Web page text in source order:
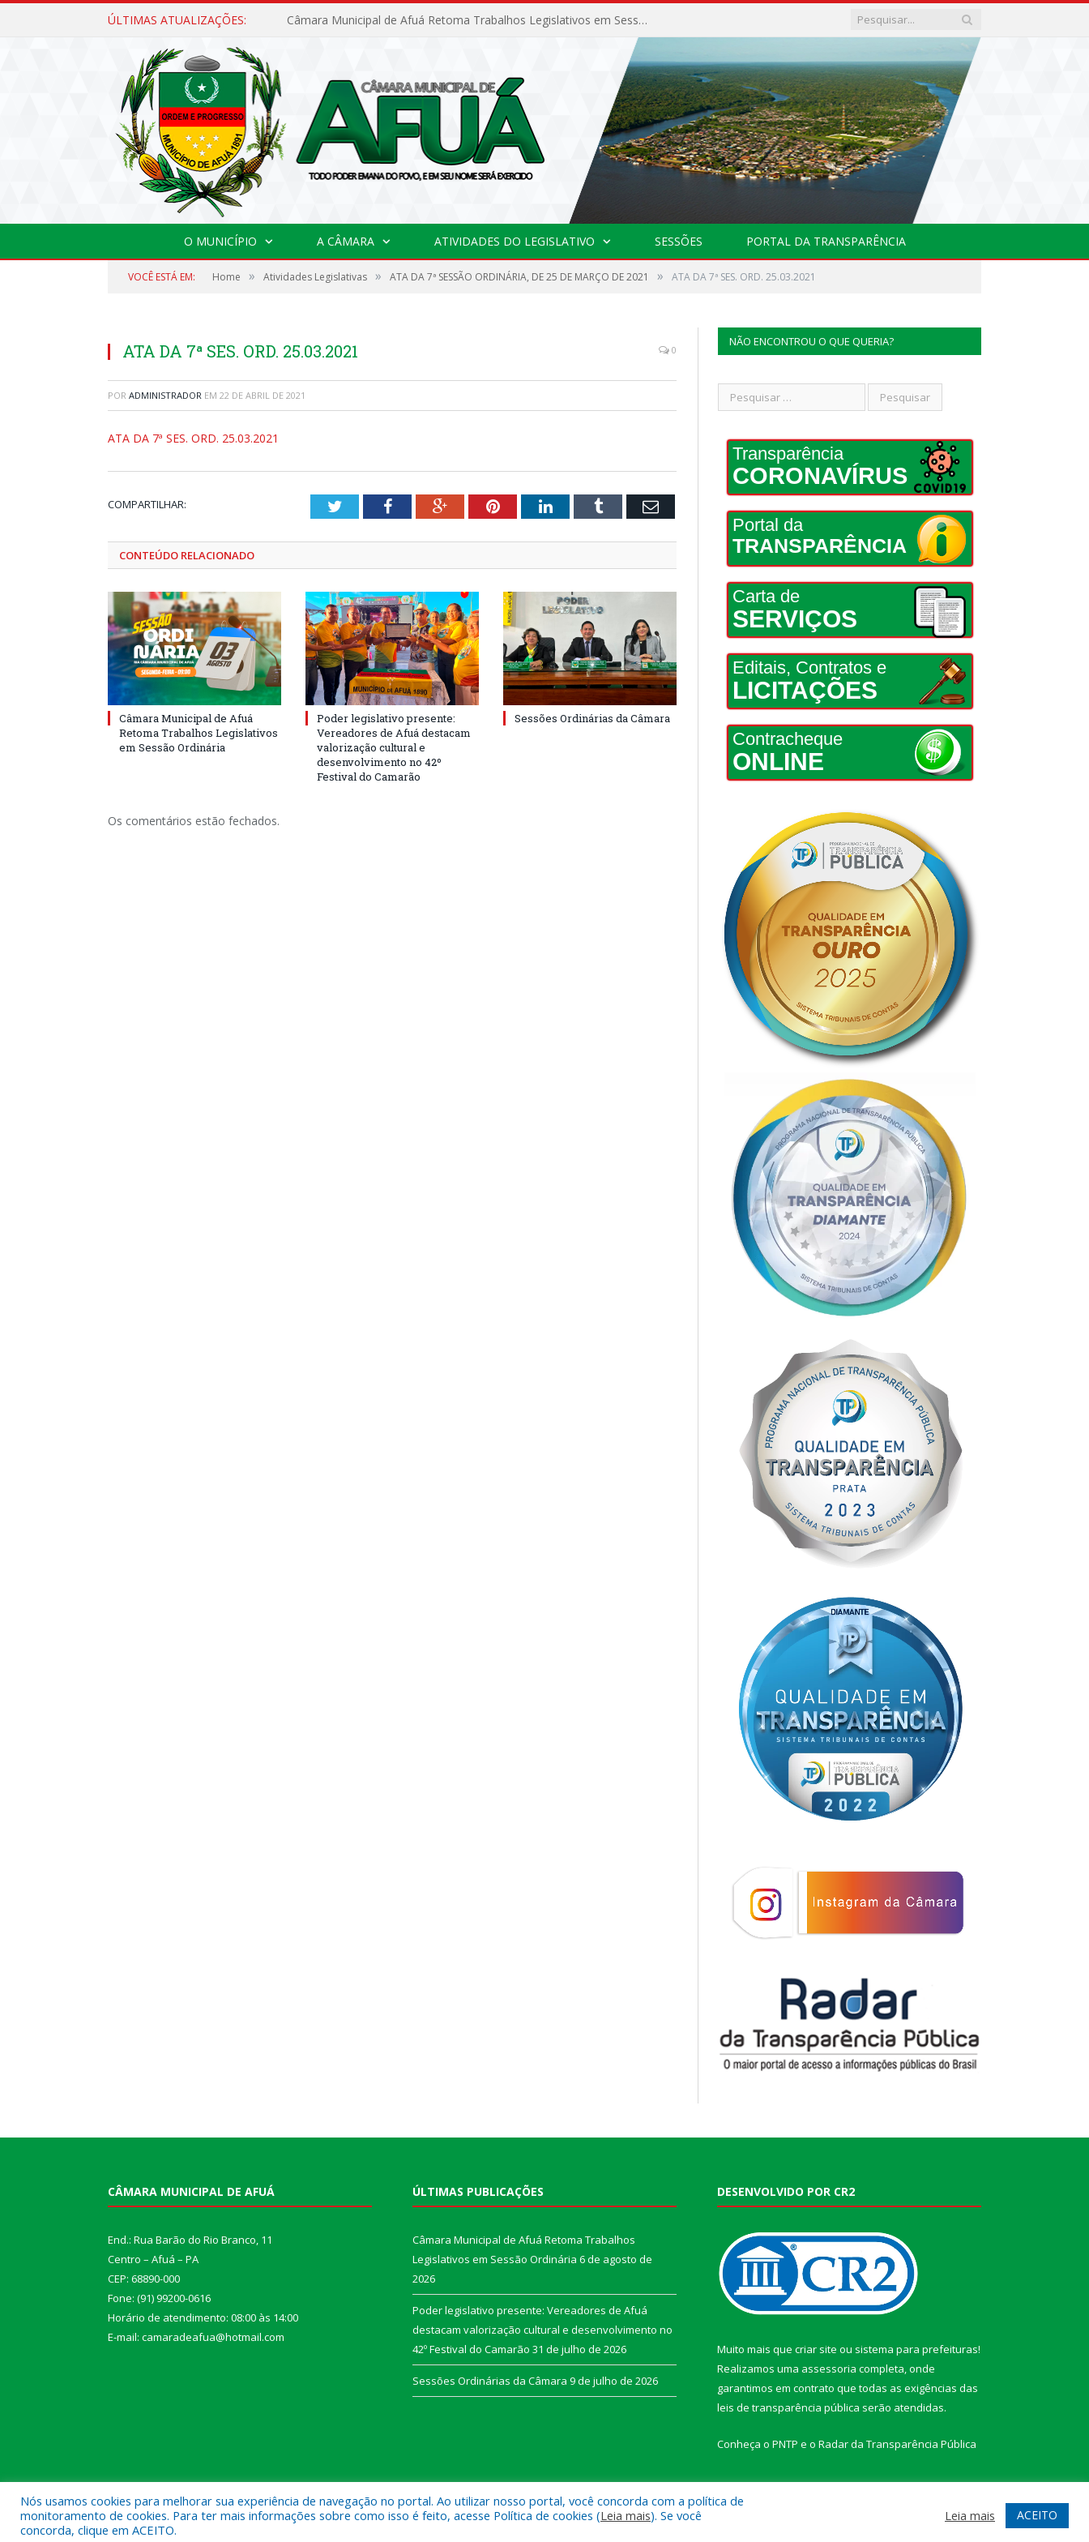
ÚLTIMAS ATUALIZAÇÕES: Câmara Municipal de Afuá Retoma Trabalhos Legislativos em Sessão Ordinária
O MUNICÍPIO A CÂMARA ATIVIDADES DO LEGISLATIVO SESSÕES PORTAL DA TRANSPARÊNCIA
VOCÊ ESTÁ EM: Home » Atividades Legislativas » ATA DA 7ª SESSÃO ORDINÁRIA, DE 25 DE MARÇO DE 2021 » ATA DA 7ª SES. ORD. 25.03.2021
ATA DA 7ª SES. ORD. 25.03.2021 0
POR ADMINISTRADOR EM 22 DE ABRIL DE 2021
ATA DA 7ª SES. ORD. 25.03.2021
COMPARTILHAR: TwitterFacebookGoogle+PinterestLinkedInTumblr Email
CONTEÚDO RELACIONADO
Câmara Municipal de Afuá
Retoma Trabalhos Legislativos
em Sessão Ordinária
Poder legislativo presente:
Vereadores de Afuá destacam
valorização cultural e
desenvolvimento no 42º
Festival do Camarão
Sessões Ordinárias da Câmara
Os comentários estão fechados.
NÃO ENCONTROU O QUE QUERIA?
Transparência
CORONAVÍRUS
Portal da
TRANSPARÊNCIA
Carta de
SERVIÇOS
Editais, Contratos e
LICITAÇÕES
Contracheque
ONLINE
CÂMARA MUNICIPAL DE AFUÁ
End.: Rua Barão do Rio Branco, 11
Centro – Afuá – PA
CEP: 68890-000
Fone: (91) 99200-0616
Horário de atendimento: 08:00 às 14:00
E-mail: camaradeafua@hotmail.com
ÚLTIMAS PUBLICAÇÕES
Câmara Municipal de Afuá Retoma Trabalhos
Legislativos em Sessão Ordinária 6 de agosto de
2026
Poder legislativo presente: Vereadores de Afuá
destacam valorização cultural e desenvolvimento no
42º Festival do Camarão 31 de julho de 2026
Sessões Ordinárias da Câmara 9 de julho de 2026
DESENVOLVIDO POR CR2
Muito mais que criar site ou sistema para prefeituras!
Realizamos uma assessoria completa, onde
garantimos em contrato que todas as exigências das
leis de transparência pública serão atendidas.
Conheça o PNTP e o Radar da Transparência Pública
Todos os direitos reservados a Câmara Municipal de Afuá.
Nós usamos cookies para melhorar sua experiência de navegação no portal. Ao utilizar nosso portal, você concorda com a política de
monitoramento de cookies. Para ter mais informações sobre como isso é feito, acesse Política de cookies (Leia mais). Se você
concorda, clique em ACEITO.
Leia mais ACEITO